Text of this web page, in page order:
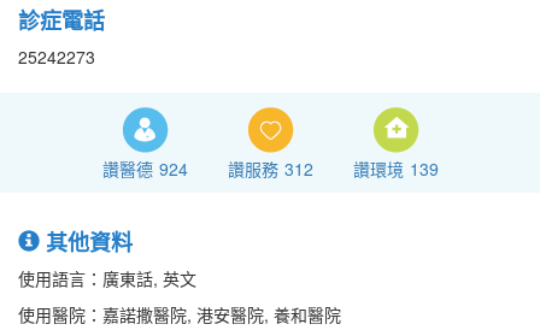
診症電話
25242273
讚醫德 924 讚服務 312 讚環境 139
其他資料
使用語言：廣東話, 英文
使用醫院：嘉諾撒醫院, 港安醫院, 養和醫院